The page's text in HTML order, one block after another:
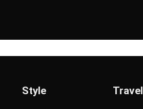
Style Travel